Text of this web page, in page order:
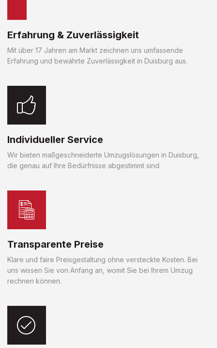
Erfahrung & Zuverlässigkeit
Mit über 17 Jahren am Markt zeichnen uns umfassende
Erfahrung und bewährte Zuverlässigkeit in Duisburg aus.
Individueller Service
Wir bieten maßgeschneiderte Umzugslösungen in Duisburg,
die genau auf Ihre Bedürfnisse abgestimmt sind.
Transparente Preise
Klare und faire Preisgestaltung ohne versteckte Kosten. Bei
uns wissen Sie von Anfang an, womit Sie bei Ihrem Umzug
rechnen können.